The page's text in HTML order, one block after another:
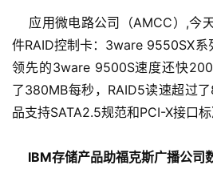
应用微电路公司（AMCC）,今
件RAID控制卡：3ware 9550SX系
领先的3ware 9500S速度还快
了380MB每秒，RAID5读速超过
品支持SATA2.5规范和PCI-X接口标
IBM存储产品助福克斯广播公司